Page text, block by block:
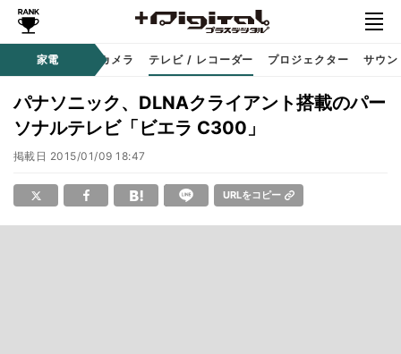
家電 カメラ テレビ / レコーダー プロジェクター サウ
パナソニック、DLNAクライアント搭載のパー
ソナルテレビ「ビエラ C300」
掲載日 2015/01/09 18:47
URLをコピー